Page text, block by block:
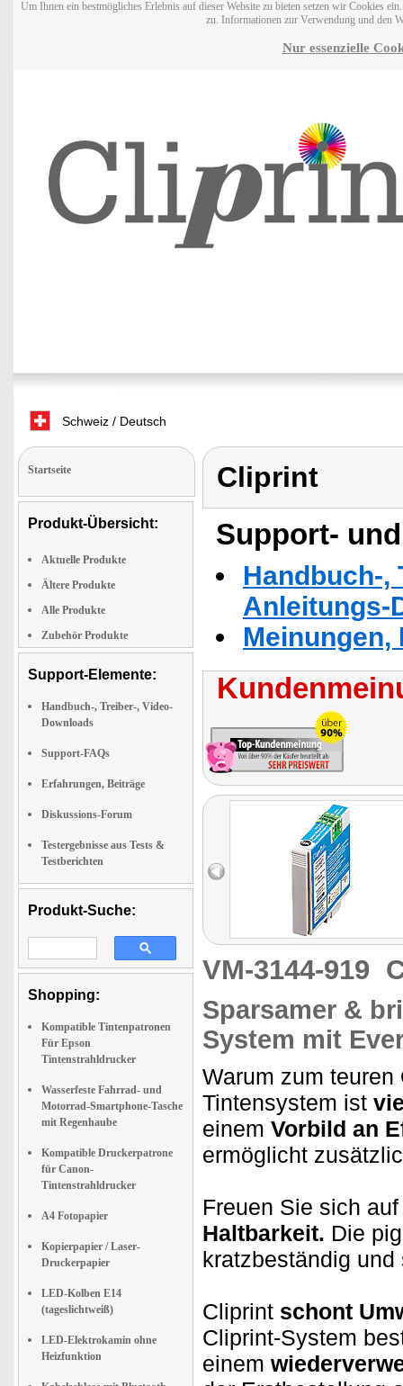
Um Ihnen ein bestmögliches Erlebnis auf dieser Website zu bieten setzen wir Cookies
zu. Informationen zur Verwendung und den
Nur essenzielle
Schweiz / Deutsch
Startseite
Produkt-Übersicht:
Aktuelle Produkte
Ältere Produkte
Alle Produkte
Zubehör Produkte
Support-Elemente:
Handbuch-, Treiber-, Video-
Downloads
Support-FAQs
Erfahrungen, Beiträge
Diskussions-Forum
Testergebnisse aus Tests &
Testberichten
Produkt-Suche:
Shopping:
Kompatible Tintenpatronen
Für Epson
Tintenstrahldrucker
Wasserfeste Fahrrad- und
Motorrad-Smartphone-Tasche
mit Regenhaube
Kompatible Druckerpatrone
für Canon-
Tintenstrahldrucker
A4 Fotopapier
Kopierpapier / Laser-
Druckerpapier
LED-Kolben E14
(tageslichtweiß)
LED-Elektrokamin ohne
Heizfunktion
Cliprint
Support-
Handbuch-,
Anleitungs-
VM-3144-919
Sparsamer &
System mit
Warum zum
Tintensystem ist
einem Vorbild an
ermöglicht
Freuen Sie sich
Haltbarkeit. Die
kratzbeständig
Cliprint schont
Cliprint-System
einem